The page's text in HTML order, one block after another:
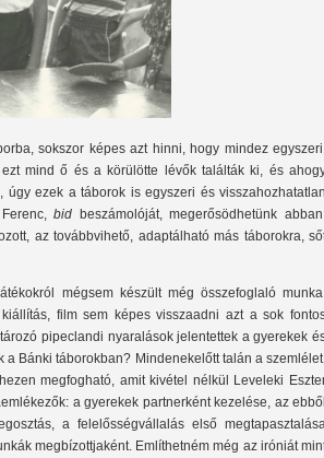
sokszor képes azt hinni, hogy mindez
mind ő és a körülötte lévők találták ki, és
úgy ezek a táborok is egyszeri és visszahozhatatlan
Ferenc,bid beszámolóját, megerősödhetünk
az továbbvihető, adaptálható más táborokra,
mégsem készült még összefoglaló
film sem képes visszaadni azt a sok
pipeclandi nyaralások jelentettek a gyerekek
a Bánki táborokban? Mindenekelőtt talán a
megfogható, amit kivétel nélkül Leveleki
a gyerekek partnerként kezelése, az ebből
a felelősségvállalás első
megbízottjaként. Említhetném még az iróniát